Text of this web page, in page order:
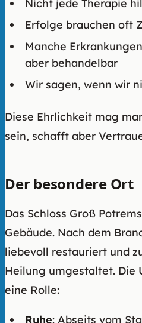
Nicht jede Therapie
Erfolge brauchen oft
Manche
aber behandelbar
Wir sagen, wenn wir
Diese Ehrlichkeit mag
sein, schafft aber
Der besondere Ort
Das Schloss Groß
Gebäude. Nach dem
liebevoll restauriert und
Heilung umgestaltet. Die
eine Rolle:
Ruhe: Abseits vom